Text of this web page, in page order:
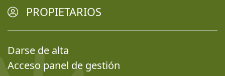
PROPIETARIOS
Darse de alta
Acceso panel de gestión